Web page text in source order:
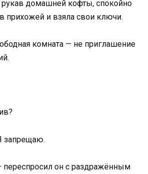
домашней кофты, спокойно
прихожей и взяла свои ключи.
комната — не приглашение
запрещаю.
он с раздражённым